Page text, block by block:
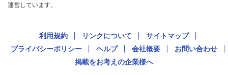
運営しています。
利用規約 リンクについて
サイトマップ
プライバシーポリシー
ヘルプ 会社概要
お問い合わせ
掲載をお考えの企業様へ